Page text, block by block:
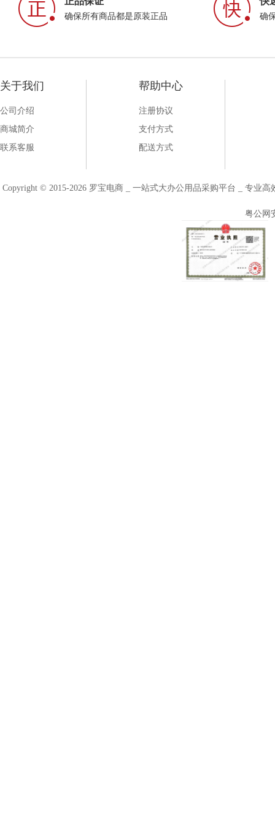
确保所有商品都是原装正品 确
关于我们
公司介绍
商城简介
联系客服
帮助中心
注册协议
支付方式
配送方式
Copyright © 2015-2026 罗宝电商 _ 一站式大办公用品采购平台 _ 专业
粤公网